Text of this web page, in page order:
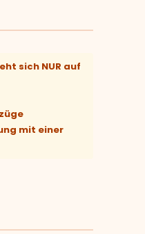
sich NUR auf
mit einer